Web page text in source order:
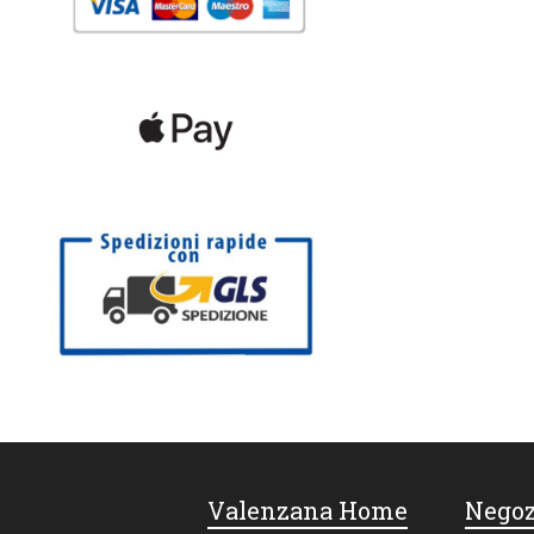
Valenzana Home